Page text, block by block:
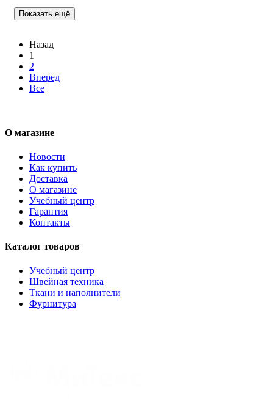
Показать ещё
Назад
1
2
Вперед
Все
О магазине
Новости
Как купить
Доставка
О магазине
Учебный центр
Гарантия
Контакты
Каталог товаров
Учебный центр
Швейная техника
Ткани и наполнители
Фурнитура